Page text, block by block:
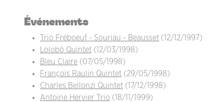
Événements
Trio Fréboeuf - Souriau - Beausset (12/12/1997)
Lolobö Quintet (12/03/1998)
Bleu Claire (07/05/1998)
François Raulin Quintet (29/05/1998)
Charles Bellonzi Quintet (17/12/1998)
Antoine Hervier Trio (18/11/1999)